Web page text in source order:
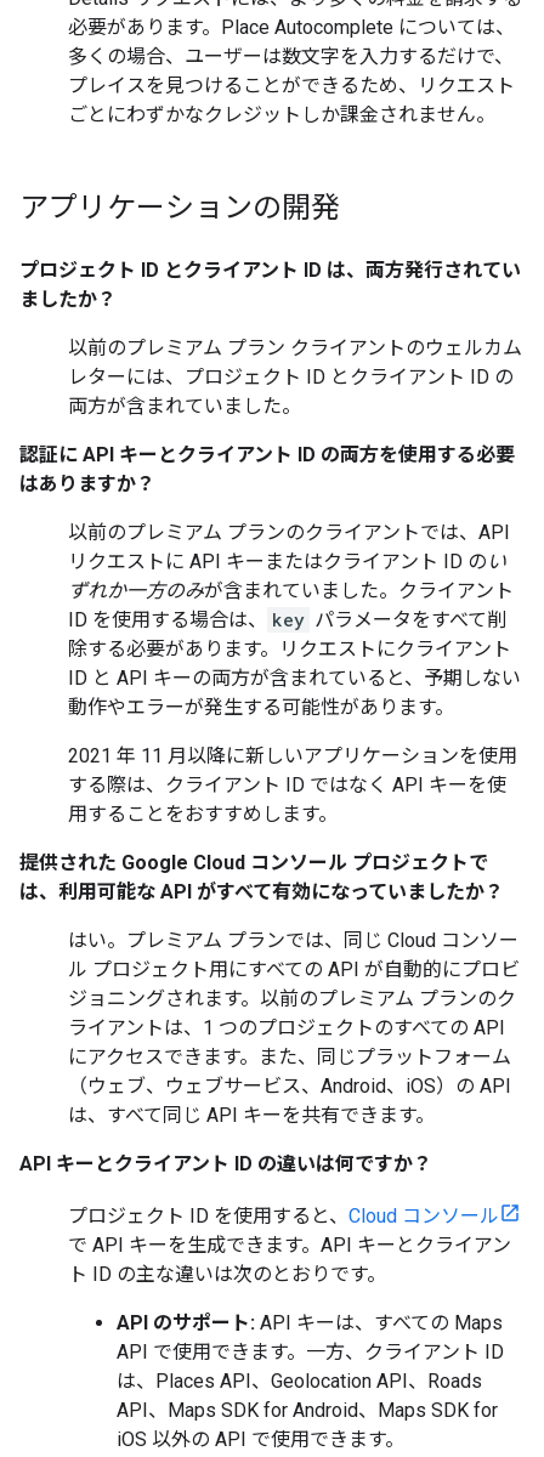
必要があります。Place Autocomplete については、
多くの場合、ユーザーは数文字を入力するだけで、
プレイスを見つけることができるため、リクエスト
ごとにわずかなクレジットしか課金されません。
アプリケーションの開発
プロジェクト ID とクライアント ID は、両方発行されてい
ましたか？
以前のプレミアム プラン クライアントのウェルカム
レターには、プロジェクト ID とクライアント ID の
両方が含まれていました。
認証に API キーとクライアント ID の両方を使用する必要
はありますか？
以前のプレミアム プランのクライアントでは、API
リクエストに API キーまたはクライアント ID の い
ずれか一方のみが含まれていました。クライアント
ID を使用する場合は、
key パラメータをすべて削
除する必要があります。リクエストにクライアント
ID と API キーの両方が含まれていると、予期しない
動作やエラーが発生する可能性があります。
2021 年 11 月以降に新しいアプリケーションを使用
する際は、クライアント ID ではなく API キーを使
用することをおすすめします。
提供された Google Cloud コンソール プロジェクトで
は、利用可能な API がすべて有効になっていましたか？
はい。プレミアム プランでは、同じ Cloud コンソー
ル プロジェクト用にすべての API が自動的にプロビ
ジョニングされます。以前のプレミアム プランのク
ライアントは、1 つのプロジェクトのすべての API
にアクセスできます。また、同じプラットフォーム
（ウェブ、ウェブサービス、Android、iOS）の API
は、すべて同じ API キーを共有できます。
API キーとクライアント ID の違いは何ですか？
プロジェクト ID を使用すると、 Cloud コンソール
で API キーを生成できます。API キーとクライアン
ト ID の主な違いは次のとおりです。
API のサポート: API キーは、すべての Maps
API で使用できます。一方、クライアント ID
は、Places API、Geolocation API、Roads
API、Maps SDK for Android、Maps SDK for
iOS 以外の API で使用できます。